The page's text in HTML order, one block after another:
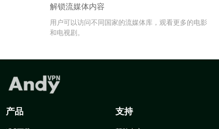
解锁流媒体内容
用户可以访问不同国家的流媒体库，观看更多的电影
和电视剧。
产品 支持